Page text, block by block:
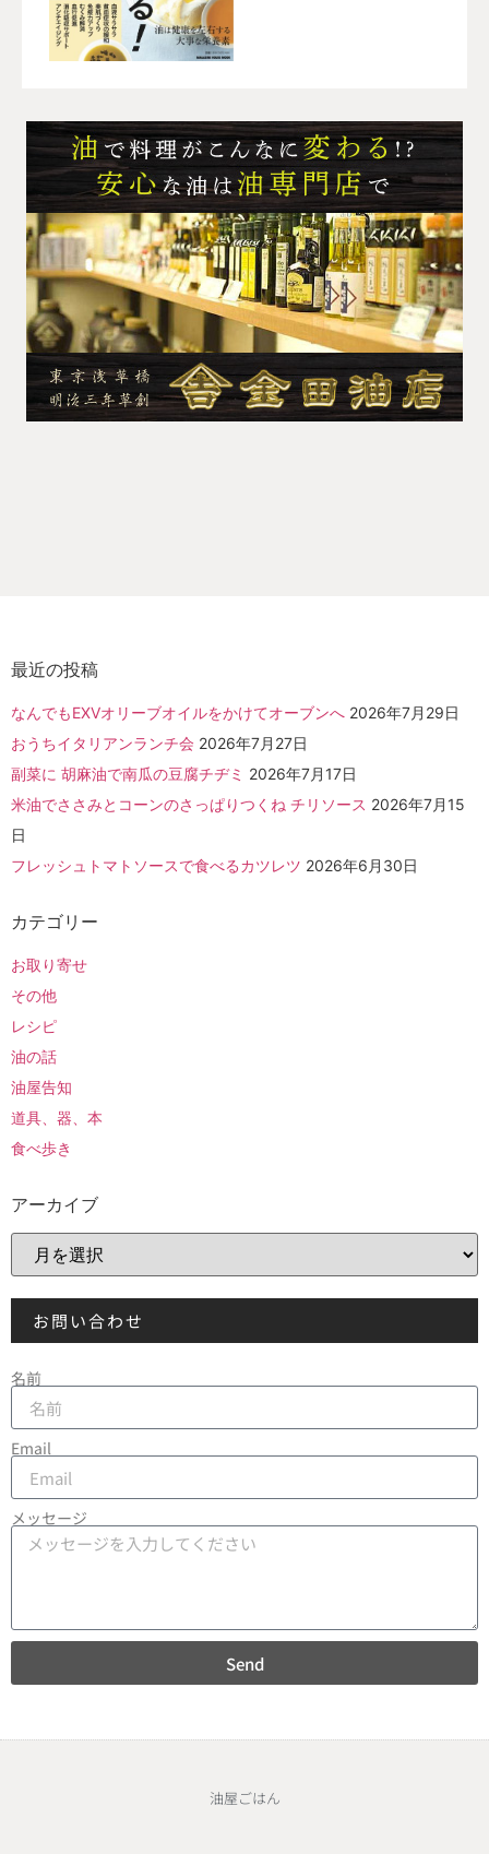
最近の投稿
なんでもEXVオリーブオイルをかけてオーブンへ 2026年7月29日
おうちイタリアンランチ会 2026年7月27日
副菜に 胡麻油で南瓜の豆腐チヂミ 2026年7月17日
米油でささみとコーンのさっぱりつくね チリソース 2026年7月15
日
フレッシュトマトソースで食べるカツレツ 2026年6月30日
カテゴリー
お取り寄せ
その他
レシピ
油の話
油屋告知
道具、器、本
食べ歩き
アーカイブ
お問い合わせ
名前
Email
メッセージ
Send
油屋ごはん